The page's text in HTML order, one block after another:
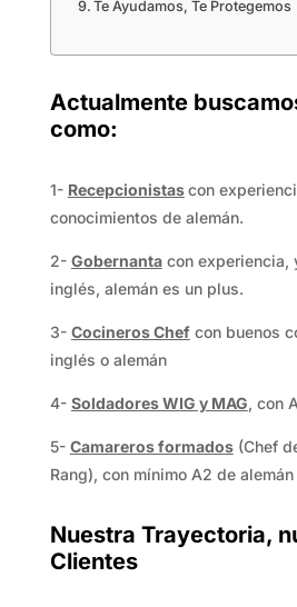
Te Ayudamos, Te Protegemos
Actualmente
como:
1- Recepcionistascon
conocimientos de alemán.
2- Gobernantacon experiencia,
inglés, alemán es un plus.
3- Cocineros Chefcon buenos
inglés o alemán
4- Soldadores WIG y MAG, con
5- Camareros formados(Chef
Rang), con mínimo A2 de alemán
Nuestra Trayectoria,
Clientes